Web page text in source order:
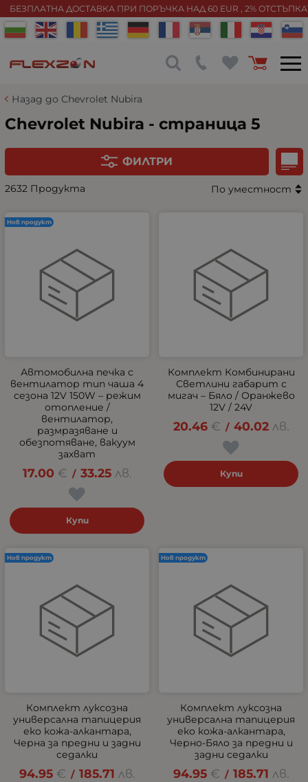
БЕЗПЛАТНА ДОСТАВКА ПРИ ПОРЪЧКА НАД 60 EUR , 2%
Назад до Chevrolet Nubira
Chevrolet Nubira - страница 5
ФИЛТРИ
2632 Продукта По уместност
Автомобилна печка с
вентилатор тип чаша 4
сезона 12V 150W – режим
отопление /
вентилатор,
размразяване и
обезпотяване, вакуум
захват
17.00 € / 33.25 лв.
Купи
Нов продукт
Комплект Комбинирани
Светлини габарит с
мигач – Бяло / Оранжево
12V / 24V
20.46 € / 40.02 лв.
Купи
Комплект луксозна
универсална тапицерия
еко кожа-алкантара,
Черна за предни и задни
седалки
94.95 € / 185.71 лв.
Нов продукт
Комплект луксозна
универсална тапицерия
еко кожа-алкантара,
Черно-Бяло за предни и
задни седалки
94.95 € / 185.71 лв.
Нов продукт